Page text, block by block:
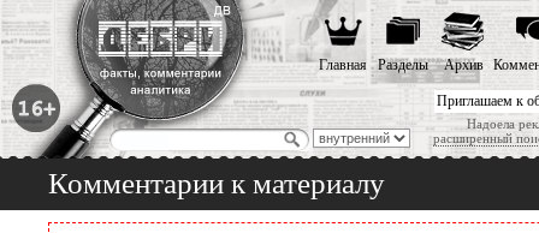
Приглашаем к
Надоела
расширенный
Главная Разделы Архив
Комментарии к материалу